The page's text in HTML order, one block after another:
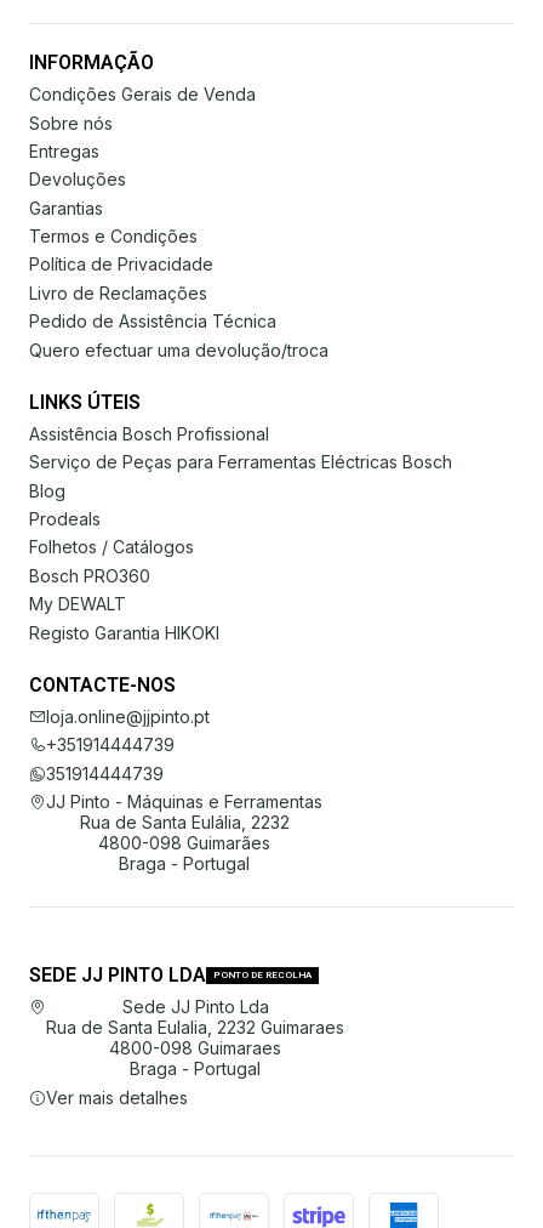
INFORMAÇÃO
Condições Gerais de Venda
Sobre nós
Entregas
Devoluções
Garantias
Termos e Condições
Política de Privacidade
Livro de Reclamações
Pedido de Assistência Técnica
Quero efectuar uma devolução/troca
LINKS ÚTEIS
Assistência Bosch Profissional
Serviço de Peças para Ferramentas Eléctricas Bosch
Blog
Prodeals
Folhetos / Catálogos
Bosch PRO360
My DEWALT
Registo Garantia HIKOKI
CONTACTE-NOS
loja.online@jjpinto.pt
+351914444739
351914444739
JJ Pinto - Máquinas e Ferramentas
Rua de Santa Eulália, 2232
4800-098 Guimarães
Braga - Portugal
SEDE JJ PINTO LDA PONTO DE RECOLHA
Sede JJ Pinto Lda
Rua de Santa Eulalia, 2232 Guimaraes
4800-098 Guimaraes
Braga - Portugal
Ver mais detalhes